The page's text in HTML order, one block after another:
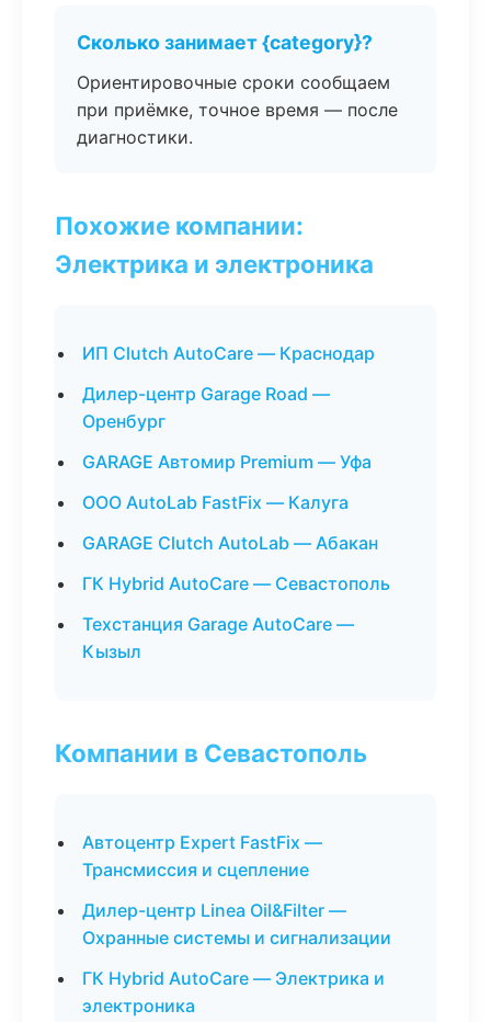
Сколько занимает {category}?
Ориентировочные сроки сообщаем
при приёмке, точное время — после
диагностики.
Похожие компании:
Электрика и электроника
ИП Clutch AutoCare — Краснодар
Дилер-центр Garage Road —
Оренбург
GARAGE Автомир Premium — Уфа
ООО AutoLab FastFix — Калуга
GARAGE Clutch AutoLab — Абакан
ГК Hybrid AutoCare — Севастополь
Техстанция Garage AutoCare —
Кызыл
Компании в Севастополь
Автоцентр Expert FastFix —
Трансмиссия и сцепление
Дилер-центр Linea Oil&Filter —
Охранные системы и сигнализации
ГК Hybrid AutoCare — Электрика и
электроника